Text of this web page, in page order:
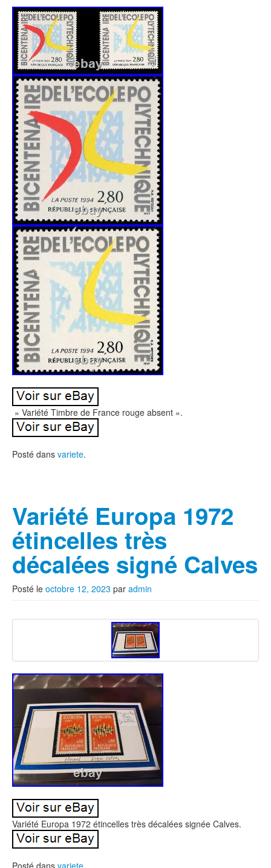
» Variété Timbre de France rouge absent ».
Posté dans variete.
Variété Europa 1972
étincelles très
décalées signé Calves
Posté le octobre 12, 2023 par admin
Variété Europa 1972 étincelles très décalées signée Calves.
Posté dans variete.